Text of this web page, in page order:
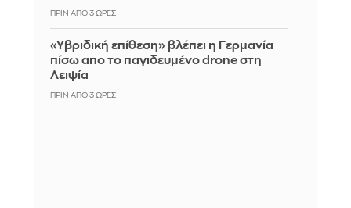
ΠΡΙΝ ΑΠΌ 3 ΏΡΕΣ
«Υβριδική επίθεση» βλέπει η Γερμανία
πίσω απο το παγιδευμένο drone στη
Λειψία
ΠΡΙΝ ΑΠΌ 3 ΏΡΕΣ